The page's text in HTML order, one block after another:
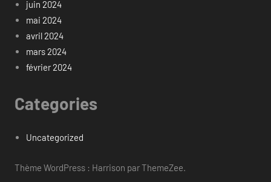
juin 2024
mai 2024
avril 2024
mars 2024
février 2024
Categories
Uncategorized
Thème WordPress : Harrison par ThemeZee.